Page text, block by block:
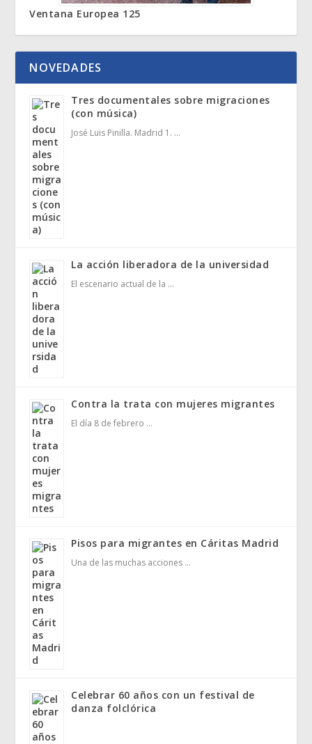
Ventana Europea 125
NOVEDADES
Tres documentales sobre migraciones
(con música)
José Luis Pinilla. Madrid 1. …
La acción liberadora de la universidad
El escenario actual de la …
Contra la trata con mujeres migrantes
El día 8 de febrero …
Pisos para migrantes en Cáritas Madrid
Una de las muchas acciones …
Celebrar 60 años con un festival de
danza folclórica